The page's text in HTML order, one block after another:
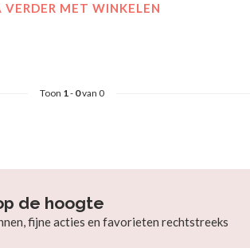
VERDER MET WINKELEN
Toon 1- 0van 0
de hoogte
fijne acties en favorieten rechtstreeks